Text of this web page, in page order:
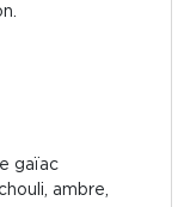
gaïac
ambre,